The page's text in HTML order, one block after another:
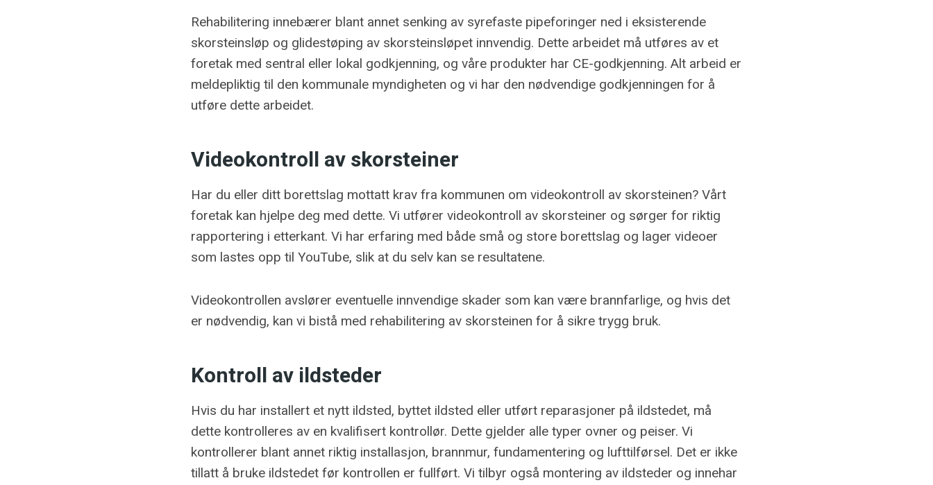
Rehabilitering innebærer blant annet senking av syrefaste pipeforinger ned i eksisterende
skorsteinsløp og glidestøping av skorsteinsløpet innvendig. Dette arbeidet må utføres av et
foretak med sentral eller lokal godkjenning, og våre produkter har CE-godkjenning. Alt arbeid er
meldepliktig til den kommunale myndigheten og vi har den nødvendige godkjenningen for å
utføre dette arbeidet.
Videokontroll av skorsteiner
Har du eller ditt borettslag mottatt krav fra kommunen om videokontroll av skorsteinen? Vårt
foretak kan hjelpe deg med dette. Vi utfører videokontroll av skorsteiner og sørger for riktig
rapportering i etterkant. Vi har erfaring med både små og store borettslag og lager videoer
som lastes opp til YouTube, slik at du selv kan se resultatene.
Videokontrollen avslører eventuelle innvendige skader som kan være brannfarlige, og hvis det
er nødvendig, kan vi bistå med rehabilitering av skorsteinen for å sikre trygg bruk.
Kontroll av ildsteder
Hvis du har installert et nytt ildsted, byttet ildsted eller utført reparasjoner på ildstedet, må
dette kontrolleres av en kvalifisert kontrollør. Dette gjelder alle typer ovner og peiser. Vi
kontrollerer blant annet riktig installasjon, brannmur, fundamentering og lufttilførsel. Det er ikke
tillatt å bruke ildstedet før kontrollen er fullført. Vi tilbyr også montering av ildsteder og innehar